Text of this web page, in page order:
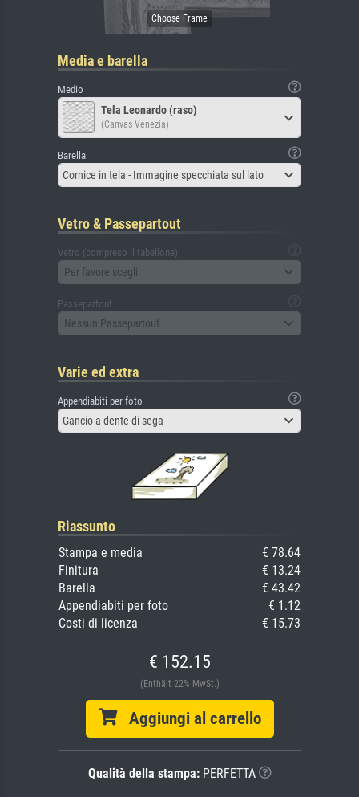
Media e barella
Medio
Tela Leonardo (raso)
(Canvas Venezia)
Barella
Cornice in tela - Immagine specchiata sul lato
Vetro & Passepartout
Vetro (compreso il tabellone)
Per favore scegli
Passepartout
Nessun Passepartout
Varie ed extra
Appendiabiti per foto
Gancio a dente di sega
Riassunto
Stampa e media
€ 78.64
Finitura
€ 13.24
Barella
€ 43.42
Appendiabiti per foto
€ 1.12
Costi di licenza
€ 15.73
€ 152.15
(Enthält 22% MwSt.)
Aggiungi al carrello
Qualità della stampa:PERFETTA